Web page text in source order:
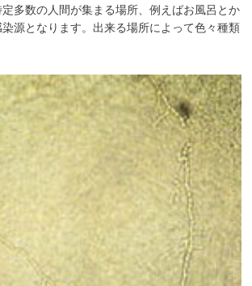
多数の人間が集まる場所、例えばお風呂とか
源となります。出来る場所によって色々種類